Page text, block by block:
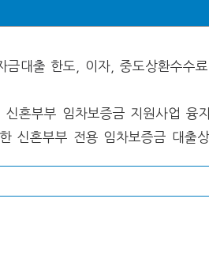
혼부부 임차보증금 지원사업 융
신혼부부 전용 임차보증금 대출상